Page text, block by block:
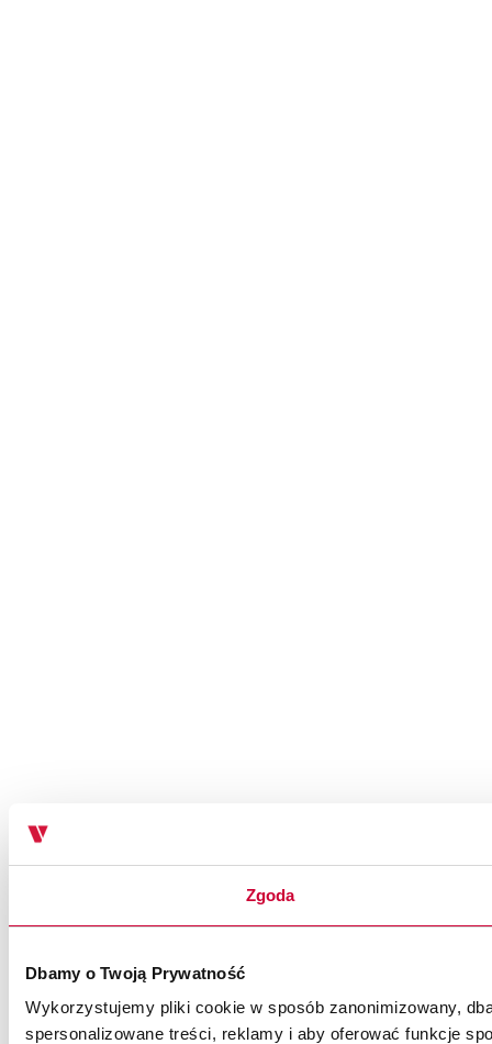
Zgoda
Dbamy o Twoją Prywatność
Wykorzystujemy pliki cookie w sposób zanonimizowany,
spersonalizowane treści, reklamy i aby oferować funkcje